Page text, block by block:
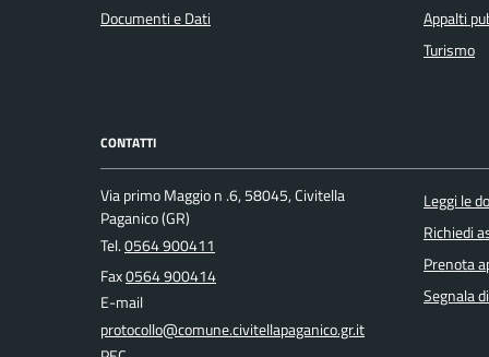
Documenti e Dati
Appalti
Turismo
CONTATTI
Via primo Maggio n .6, 58045, Civitella
Paganico (GR)
Tel.0564 900411
Fax0564 900414
E-mail
protocollo@comune.civitellapaganico.gr.it
Leggi le
Richiedi
Prenota
Segnala